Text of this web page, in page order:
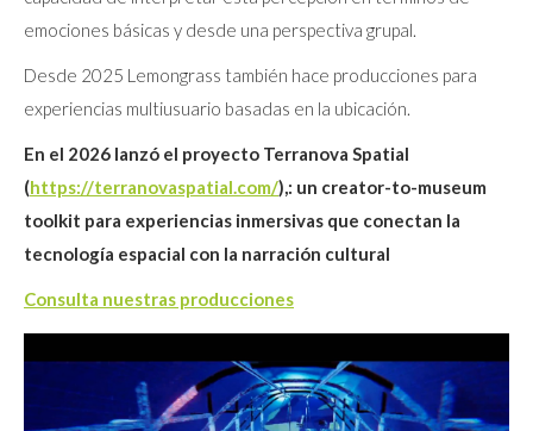
emociones básicas y desde una perspectiva grupal.
Desde 2025 Lemongrass también hace producciones para
experiencias multiusuario basadas en la ubicación.
En el 2026 lanzó el proyecto Terranova Spatial
(https://terranovaspatial.com/),: un creator-to-museum
toolkit para experiencias inmersivas que conectan la
tecnología espacial con la narración cultural
Consulta nuestras producciones